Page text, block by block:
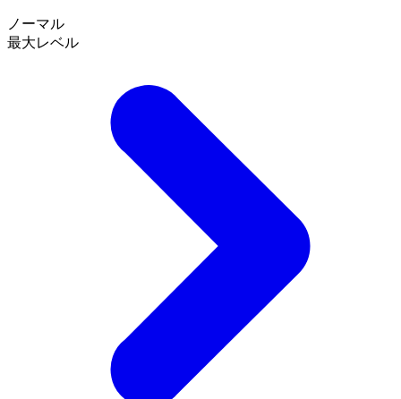
ノーマル
最大レベル